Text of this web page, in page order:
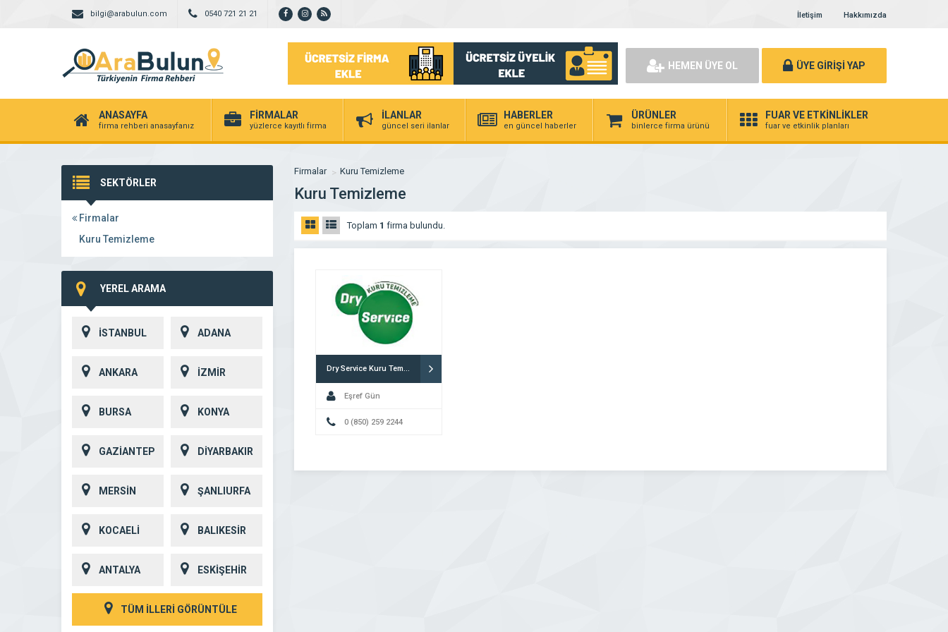
bilgi@arabulun.com 0540 721 21 21 İletişim Hakkımızda
HEMEN ÜYE OL ÜYE GİRİŞİ YAP
ANASAYFA
firma rehberi anasayfanız
FİRMALAR
yüzlerce kayıtlı firma
İLANLAR
güncel seri ilanlar
HABERLER
en güncel haberler
ÜRÜNLER
binlerce firma ürünü
FUAR VE ETKİNLİKLER
fuar ve etkinlik planları
SEKTÖRLER
Firmalar
Kuru Temizleme
YEREL ARAMA
İSTANBUL ADANA
ANKARA İZMİR
BURSA KONYA
GAZİANTEP DİYARBAKIR
MERSİN ŞANLIURFA
KOCAELİ BALIKESİR
ANTALYA ESKİŞEHİR
TÜM İLLERİ GÖRÜNTÜLE
Firmalar Kuru Temizleme
Kuru Temizleme
Toplam 1 firma bulundu.
Dry Service Kuru Temizleme Hizmetleri
Eşref Gün
0 (850) 259 2244